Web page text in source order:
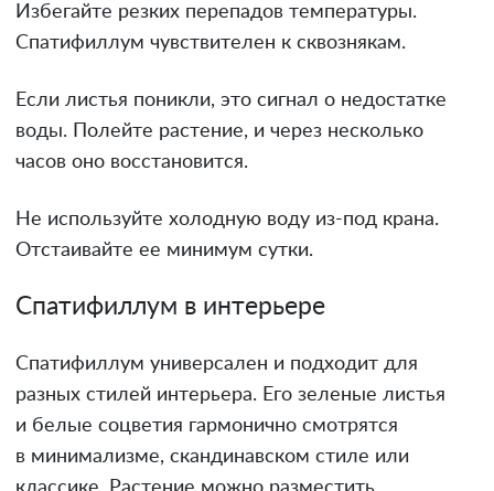
Избегайте резких перепадов температуры.
Спатифиллум чувствителен к сквознякам.
Если листья поникли, это сигнал о недостатке
воды. Полейте растение, и через несколько
часов оно восстановится.
Не используйте холодную воду из-под крана.
Отстаивайте ее минимум сутки.
Спатифиллум в интерьере
Спатифиллум универсален и подходит для
разных стилей интерьера. Его зеленые листья
и белые соцветия гармонично смотрятся
в минимализме, скандинавском стиле или